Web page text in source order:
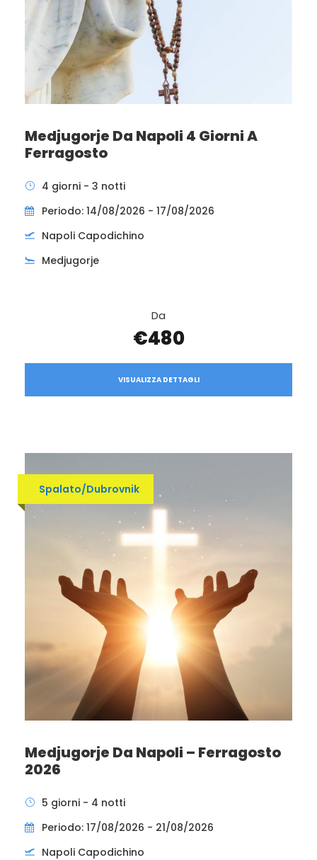
Medjugorje Da Napoli 4 Giorni A
Ferragosto
4 giorni - 3 notti
Periodo: 14/08/2026 - 17/08/2026
Napoli Capodichino
Medjugorje
Da
€480
VISUALIZZA DETTAGLI
Spalato/Dubrovnik
Medjugorje Da Napoli – Ferragosto
2026
5 giorni - 4 notti
Periodo: 17/08/2026 - 21/08/2026
Napoli Capodichino